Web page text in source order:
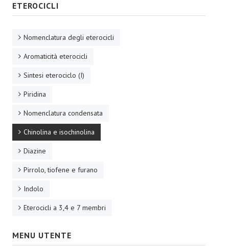
ETEROCICLI
Nomenclatura degli eterocicli
Aromaticità eterocicli
Sintesi eterociclo (I)
Piridina
Nomenclatura condensata
Chinolina e isochinolina
Diazine
Pirrolo, tiofene e furano
Indolo
Eterocicli a 3,4 e 7 membri
MENU UTENTE